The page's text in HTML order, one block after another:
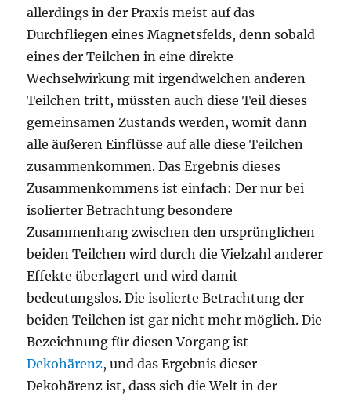
allerdings in der Praxis meist auf das
Durchfliegen eines Magnetsfelds, denn sobald
eines der Teilchen in eine direkte
Wechselwirkung mit irgendwelchen anderen
Teilchen tritt, müssten auch diese Teil dieses
gemeinsamen Zustands werden, womit dann
alle äußeren Einflüsse auf alle diese Teilchen
zusammenkommen. Das Ergebnis dieses
Zusammenkommens ist einfach: Der nur bei
isolierter Betrachtung besondere
Zusammenhang zwischen den ursprünglichen
beiden Teilchen wird durch die Vielzahl anderer
Effekte überlagert und wird damit
bedeutungslos. Die isolierte Betrachtung der
beiden Teilchen ist gar nicht mehr möglich. Die
Bezeichnung für diesen Vorgang ist
Dekohärenz, und das Ergebnis dieser
Dekohärenz ist, dass sich die Welt in der